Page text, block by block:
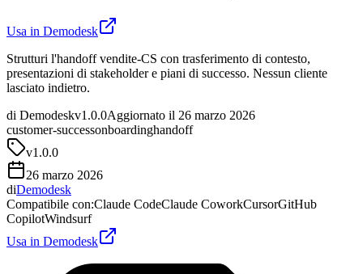
Usa in Demodesk
Strutturi l'handoff vendite-CS con trasferimento di contesto,
presentazioni di stakeholder e piani di successo. Nessun cliente
lasciato indietro.
di Demodeskv1.0.0Aggiornato il 26 marzo 2026
customer-successonboardinghandoff
v1.0.0
26 marzo 2026
diDemodesk
Compatibile con:Claude CodeClaude CoworkCursorGitHub
CopilotWindsurf
Usa in Demodesk